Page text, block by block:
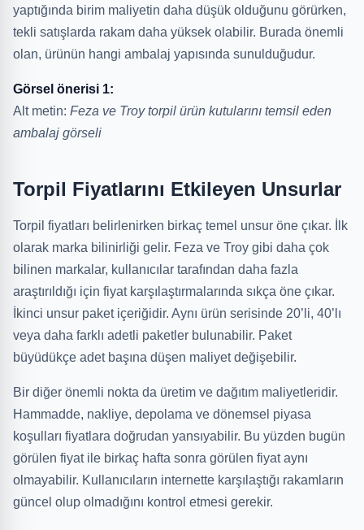
yaptığında birim maliyetin daha düşük olduğunu görürken,
tekli satışlarda rakam daha yüksek olabilir. Burada önemli
olan, ürünün hangi ambalaj yapısında sunulduğudur.
Görsel önerisi 1:
Alt metin: Feza ve Troy torpil ürün kutularını temsil eden
ambalaj görseli
Torpil Fiyatlarını Etkileyen Unsurlar
Torpil fiyatları belirlenirken birkaç temel unsur öne çıkar. İlk
olarak marka bilinirliği gelir. Feza ve Troy gibi daha çok
bilinen markalar, kullanıcılar tarafından daha fazla
araştırıldığı için fiyat karşılaştırmalarında sıkça öne çıkar.
İkinci unsur paket içeriğidir. Aynı ürün serisinde 20’li, 40’lı
veya daha farklı adetli paketler bulunabilir. Paket
büyüdükçe adet başına düşen maliyet değişebilir.
Bir diğer önemli nokta da üretim ve dağıtım maliyetleridir.
Hammadde, nakliye, depolama ve dönemsel piyasa
koşulları fiyatlara doğrudan yansıyabilir. Bu yüzden bugün
görülen fiyat ile birkaç hafta sonra görülen fiyat aynı
olmayabilir. Kullanıcıların internette karşılaştığı rakamların
güncel olup olmadığını kontrol etmesi gerekir.